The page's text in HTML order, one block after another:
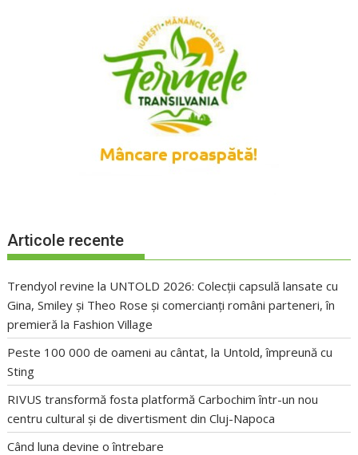
Articole recente
Trendyol revine la UNTOLD 2026: Colecții capsulă lansate cu
Gina, Smiley și Theo Rose și comercianți români parteneri, în
premieră la Fashion Village
Peste 100 000 de oameni au cântat, la Untold, împreună cu
Sting
RIVUS transformă fosta platformă Carbochim într-un nou
centru cultural și de divertisment din Cluj-Napoca
Când luna devine o întrebare